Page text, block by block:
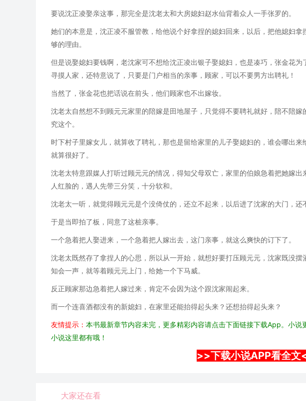
要说沈正凌娶亲这事，那完全是沈老太和大房媳妇赵水仙背着众人一手张罗的。
她们的本意是，沈正凌不服管教，给他说个好拿捏的媳妇回来，以后，把他媳妇
够的理由。
但是说娶媳妇要钱啊，老沈家可不想给沈正凌出银子娶媳妇，也是凑巧，张金花
寻摸人家，还特意说了，只要是门户相当的亲事，顾家，可以不要男方出聘礼！
当然了，张金花也把话说在前头，他们顾家也不出嫁妆。
沈老太自然想不到顾元元家里的陪嫁是田地屋子，只觉得不要聘礼就好，陪不陪
究这个。
时下村子里嫁女儿，就算收了聘礼，那也是留给家里的儿子娶媳妇的，谁会哪出
就算很好了。
沈老太特意跟媒人打听过顾元元的情况，得知父母双亡，家里的伯娘急着把她嫁
人红脸的，遇人先带三分笑，十分软和。
沈老太一听，就觉得顾元元是个没倚仗的，还立不起来，以后进了沈家的大门，还
于是当即拍了板，同意了这桩亲事。
一个急着把人娶进来，一个急着把人嫁出去，这门亲事，就这么爽快的订下了。
沈老太既然存了拿捏人的心思，所以从一开始，就想好要打压顾元元，沈家既没
知会一声，就等着顾元元上门，给她一个下马威。
反正顾家那边急着把人嫁过来，肯定不会因为这个跟沈家闹起来。
而一个连喜酒都没有的新媳妇，在家里还能抬得起头来？还想抬得起头来？
友情提示： 本书最新章节内容未完，更多精彩内容请点击下面链接下载App。小
小说这里都有哦！
>>下载小说APP看全文
大家还在看